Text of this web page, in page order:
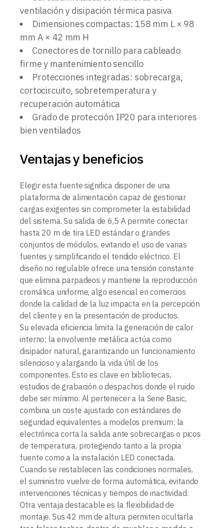
ventilación y disipación térmica pasiva
Dimensiones compactas: 158 mm L × 98
mm A × 42 mm H
Conectores de tornillo para cableado
firme y mantenimiento sencillo
Protecciones integradas: sobrecarga,
cortocircuito, sobretemperatura y
recuperación automática
Grado de protección IP20 para interiores
bien ventilados
Ventajas y beneficios
Elegir esta fuente significa disponer de una
plataforma de alimentación capaz de gestionar
cargas exigentes sin comprometer la estabilidad
del sistema. Su salida de 6,5 A permite conectar
hasta 20 m de tira LED estándar o grandes
conjuntos de módulos, evitando el uso de varias
fuentes y simplificando el tendido eléctrico. El
diseño no regulable ofrece una tensión constante
que elimina parpadeos y mantiene la reproducción
cromática uniforme, algo esencial en comercios
donde la calidad de la luz impacta en la percepción
del cliente y en la presentación de productos.
Su elevada eficiencia limita la generación de calor
interno; la envolvente metálica actúa como
disipador natural, garantizando un funcionamiento
silencioso y alargando la vida útil de los
componentes. Esto es clave en bibliotecas,
estudios de grabación o despachos donde el ruido
debe ser mínimo. Al pertenecer a la Serie Basic,
combina un coste ajustado con estándares de
seguridad equivalentes a modelos premium: la
electrónica corta la salida ante sobrecargas o picos
de temperatura, protegiendo tanto a la propia
fuente como a la instalación LED conectada.
Cuando se restablecen las condiciones normales,
el suministro vuelve de forma automática, evitando
intervenciones técnicas y tiempos de inactividad.
Otra ventaja destacable es la flexibilidad de
montaje. Sus 42 mm de altura permiten ocultarla